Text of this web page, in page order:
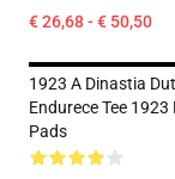
€ 26,68 - € 50,50
1923 A Dinastia
Endurece Tee 1923
Pads